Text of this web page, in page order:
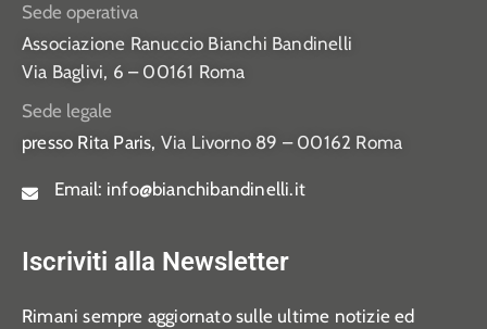
Sede operativa
Associazione Ranuccio Bianchi Bandinelli
Via Baglivi, 6 – 00161 Roma
Sede legale
presso Rita Paris, Via Livorno 89 – 00162 Roma
Email: info@bianchibandinelli.it
Iscriviti alla Newsletter
Rimani sempre aggiornato sulle ultime notizie ed